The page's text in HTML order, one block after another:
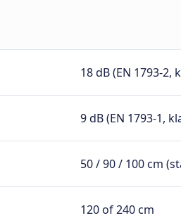
18 dB (EN 1793-2,
9 dB (EN 1793-1,
50 / 90 / 100 cm
120 of 240 cm